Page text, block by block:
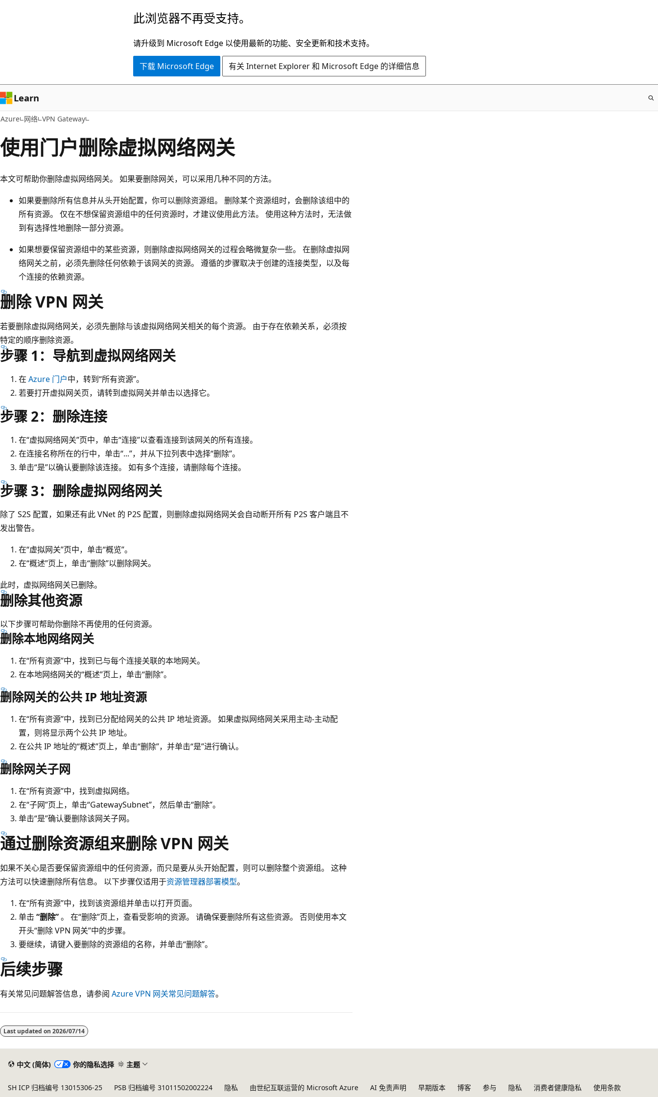
容
此浏览器不再受支持。
请升级到 Microsoft Edge 以使用最新的功能、安全更新和技术支持。
下载 Microsoft Edge 有关 Internet Explorer 和 Microsoft Edge 的详细信息
Learn
Azure 网络 VPN Gateway
使用门户删除虚拟网络网关
本文可帮助你删除虚拟网络网关。 如果要删除网关，可以采用几种不同的方法。
如果要删除所有信息并从头开始配置，你可以删除资源组。 删除某个资源组时，会删除该组中的
所有资源。 仅在不想保留资源组中的任何资源时，才建议使用此方法。 使用这种方法时，无法做
到有选择性地删除一部分资源。
如果想要保留资源组中的某些资源，则删除虚拟网络网关的过程会略微复杂一些。 在删除虚拟网
络网关之前，必须先删除任何依赖于该网关的资源。 遵循的步骤取决于创建的连接类型，以及每
个连接的依赖资源。
删除 VPN 网关
若要删除虚拟网络网关，必须先删除与该虚拟网络网关相关的每个资源。 由于存在依赖关系，必须按
特定的顺序删除资源。
步骤 1：导航到虚拟网络网关
在 Azure 门户中，转到“所有资源”。
若要打开虚拟网关页，请转到虚拟网关并单击以选择它。
步骤 2：删除连接
在“虚拟网络网关”页中，单击“连接”以查看连接到该网关的所有连接。
在连接名称所在的行中，单击“...”，并从下拉列表中选择“删除”。
单击“是”以确认要删除该连接。 如有多个连接，请删除每个连接。
步骤 3：删除虚拟网络网关
除了 S2S 配置，如果还有此 VNet 的 P2S 配置，则删除虚拟网络网关会自动断开所有 P2S 客户端且不
发出警告。
在“虚拟网关”页中，单击“概览”。
在“概述”页上，单击“删除”以删除网关。
此时，虚拟网络网关已删除。
删除其他资源
以下步骤可帮助你删除不再使用的任何资源。
删除本地网络网关
在“所有资源”中，找到已与每个连接关联的本地网关。
在本地网络网关的“概述”页上，单击“删除”。
删除网关的公共 IP 地址资源
在“所有资源”中，找到已分配给网关的公共 IP 地址资源。 如果虚拟网络网关采用主动-主动配
置，则将显示两个公共 IP 地址。
在公共 IP 地址的“概述”页上，单击“删除”，并单击“是”进行确认。
删除网关子网
在“所有资源”中，找到虚拟网络。
在“子网”页上，单击“GatewaySubnet”，然后单击“删除”。
单击“是”确认要删除该网关子网。
通过删除资源组来删除 VPN 网关
如果不关心是否要保留资源组中的任何资源，而只是要从头开始配置，则可以删除整个资源组。 这种
方法可以快速删除所有信息。 以下步骤仅适用于资源管理器部署模型。
在“所有资源”中，找到该资源组并单击以打开页面。
单击 “删除”。 在“删除”页上，查看受影响的资源。 请确保要删除所有这些资源。 否则使用本文
开头“删除 VPN 网关”中的步骤。
要继续，请键入要删除的资源组的名称，并单击“删除”。
后续步骤
有关常见问题解答信息，请参阅 Azure VPN 网关常见问题解答。
模
式
Last updated on 2026/07/14
中文 (简体) 你的隐私选择 主题
SH ICP 归档编号 13015306-25 PSB 归档编号 31011502002224 隐私 由世纪互联运营的 Microsoft Azure AI 免责声明 早期版本 博客 参与 隐私 消费者健康隐私
使用条款